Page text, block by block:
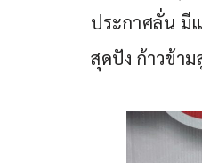
ประกาศลั่น มี
สุดปัง ก้าวข้า